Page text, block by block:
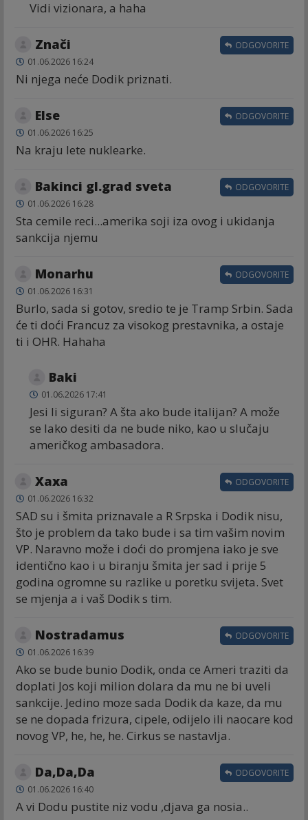
Vidi vizionara, a haha
Znači
01.06.2026 16:24
Ni njega neće Dodik priznati.
ODGOVORITE
Else
01.06.2026 16:25
Na kraju lete nuklearke.
ODGOVORITE
Bakinci gl.grad sveta
01.06.2026 16:28
Sta cemile reci...amerika soji iza ovog i ukidanja
sankcija njemu
ODGOVORITE
Monarhu
01.06.2026 16:31
Burlo, sada si gotov, sredio te je Tramp Srbin. Sada
će ti doći Francuz za visokog prestavnika, a ostaje
ti i OHR. Hahaha
ODGOVORITE
Baki
01.06.2026 17:41
Jesi li siguran? A šta ako bude italijan? A može
se lako desiti da ne bude niko, kao u slučaju
američkog ambasadora.
Хаха
01.06.2026 16:32
SAD su i šmita priznavale a R Srpska i Dodik nisu,
što je problem da tako bude i sa tim vašim novim
VP. Naravno može i doći do promjena iako je sve
identično kao i u biranju šmita jer sad i prije 5
godina ogromne su razlike u poretku svijeta. Svet
se mjenja a i vaš Dodik s tim.
ODGOVORITE
Nostradamus
01.06.2026 16:39
Ako se bude bunio Dodik, onda ce Ameri traziti da
doplati Jos koji milion dolara da mu ne bi uveli
sankcije. Jedino moze sada Dodik da kaze, da mu
se ne dopada frizura, cipele, odijelo ili naocare kod
novog VP, he, he, he. Cirkus se nastavlja.
ODGOVORITE
Da,Da,Da
01.06.2026 16:40
A vi Dodu pustite niz vodu ,djava ga nosia..
ODGOVORITE